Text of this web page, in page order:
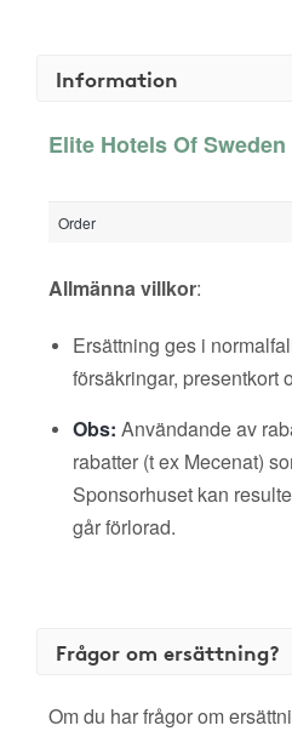
Information
Elite Hotels Of
Order
Allmänna villkor:
Ersättning ges i
försäkringar, presentkort
Obs: Användande av
rabatter (t ex Mecenat)
Sponsorhuset kan
går förlorad.
Frågor om ersättning?
Om du har frågor om